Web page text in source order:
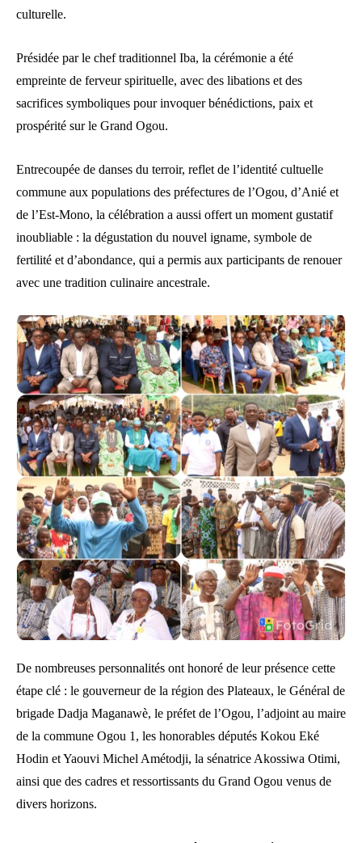
culturelle.
Présidée par le chef traditionnel Iba, la cérémonie a été
empreinte de ferveur spirituelle, avec des libations et des
sacrifices symboliques pour invoquer bénédictions, paix et
prospérité sur le Grand Ogou.
Entrecoupée de danses du terroir, reflet de l’identité cultuelle
commune aux populations des préfectures de l’Ogou, d’Anié et
de l’Est-Mono, la célébration a aussi offert un moment gustatif
inoubliable : la dégustation du nouvel igname, symbole de
fertilité et d’abondance, qui a permis aux participants de renouer
avec une tradition culinaire ancestrale.
De nombreuses personnalités ont honoré de leur présence cette
étape clé : le gouverneur de la région des Plateaux, le Général de
brigade Dadja Maganawè, le préfet de l’Ogou, l’adjoint au maire
de la commune Ogou 1, les honorables députés Kokou Eké
Hodin et Yaouvi Michel Amétodji, la sénatrice Akossiwa Otimi,
ainsi que des cadres et ressortissants du Grand Ogou venus de
divers horizons.